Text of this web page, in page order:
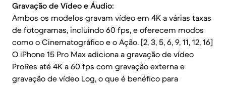
Gravação de Vídeo e Áudio:
Ambos os modelos gravam vídeo em 4K a várias taxas
de fotogramas, incluindo 60 fps, e oferecem modos
como o Cinematográfico e o Ação. [2, 3, 5, 6, 9, 11, 12, 16]
O iPhone 15 Pro Max adiciona a gravação de vídeo
ProRes até 4K a 60 fps com gravação externa e
gravação de vídeo Log, o que é benéfico para